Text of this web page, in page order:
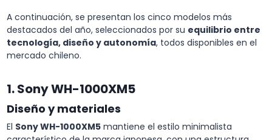
A continuación, se presentan los cinco modelos más
destacados del año, seleccionados por su equilibrio entre
tecnología, diseño y autonomía, todos disponibles en el
mercado chileno.
1. Sony WH-1000XM5
Diseño y materiales
El Sony WH-1000XM5 mantiene el estilo minimalista